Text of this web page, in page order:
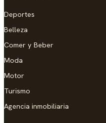
Deportes
Belleza
Comer y Beber
Moda
Motor
Turismo
Agencia inmobiliaria